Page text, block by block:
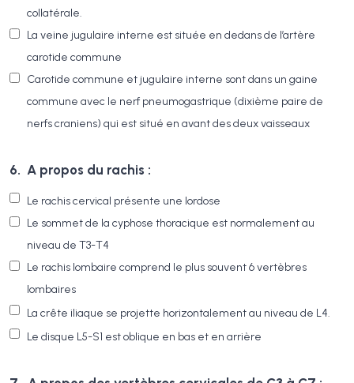
collatérale.
La veine jugulaire interne est située en dedans de l’artère
carotide commune
Carotide commune et jugulaire interne sont dans un gaine
commune avec le nerf pneumogastrique (dixième paire de
nerfs craniens) qui est situé en avant des deux vaisseaux
6. A propos du rachis :
Le rachis cervical présente une lordose
Le sommet de la cyphose thoracique est normalement au
niveau de T3-T4
Le rachis lombaire comprend le plus souvent 6 vertèbres
lombaires
La crête iliaque se projette horizontalement au niveau de L4.
Le disque L5-S1 est oblique en bas et en arrière